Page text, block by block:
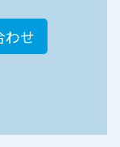
わせ